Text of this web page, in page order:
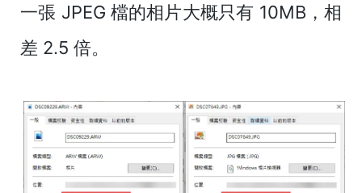
一張 JPEG 檔的相片大概只有 10MB，相
差 2.5 倍。